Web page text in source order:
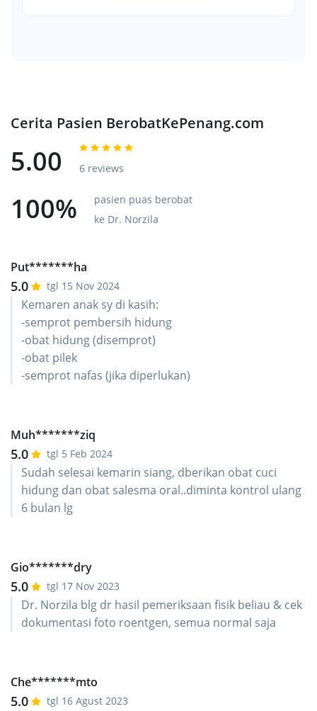
Cerita Pasien BerobatKePenang.com
5.00 6 reviews
100%
pasien puas berobat
ke Dr. Norzila
Put*******ha
5.0 tgl 15 Nov 2024
Kemaren anak sy di kasih:
-semprot pembersih hidung
-obat hidung (disemprot)
-obat pilek
-semprot nafas (jika diperlukan)
Muh*******ziq
5.0 tgl 5 Feb 2024
Sudah selesai kemarin siang, dberikan obat cuci
hidung dan obat salesma oral..diminta kontrol ulang
6 bulan lg
Gio*******dry
5.0 tgl 17 Nov 2023
Dr. Norzila blg dr hasil pemeriksaan fisik beliau & cek
dokumentasi foto roentgen, semua normal saja
Che*******mto
5.0 tgl 16 Agust 2023